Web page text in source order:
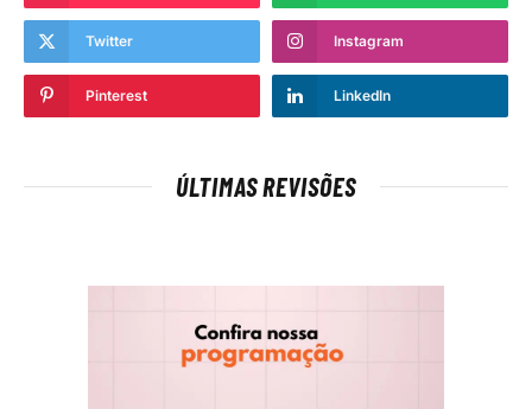
Twitter Instagram
Pinterest LinkedIn
ÚLTIMAS REVISÕES